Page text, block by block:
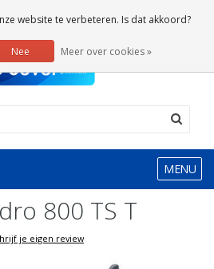
0 Artikelen
MENU
800 TS T
je eigen review
website te verbeteren. Is dat akkoord?
Nee Meer over cookies »